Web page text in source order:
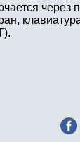
через